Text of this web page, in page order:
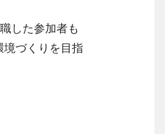
した参加者も
づくりを目指